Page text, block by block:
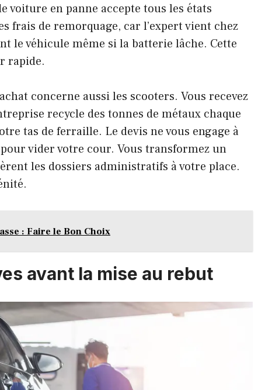
voiture en panne accepte tous les états
frais de remorquage, car l’expert vient chez
le véhicule même si la batterie lâche. Cette
rapide.
concerne aussi les scooters. Vous recevez
recycle des tonnes de métaux chaque
tas de ferraille. Le devis ne vous engage à
vider votre cour. Vous transformez un
les dossiers administratifs à votre place.
: Faire le Bon Choix
avant la mise au rebut